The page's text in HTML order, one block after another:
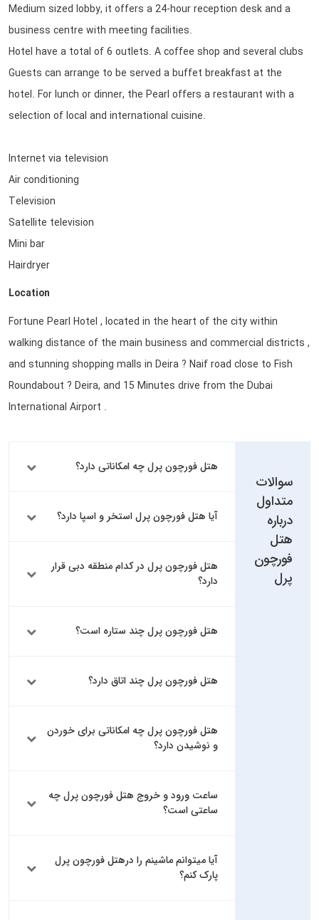
Medium sized lobby, it offers a 24-hour reception desk and a
business centre with meeting facilities.
Hotel have a total of 6 outlets. A coffee shop and several clubs
Guests can arrange to be served a buffet breakfast at the
hotel. For lunch or dinner, the Pearl offers a restaurant with a
selection of local and international cuisine.
Internet via television
Air conditioning
Television
Satellite television
Mini bar
Hairdryer
Location
Fortune Pearl Hotel , located in the heart of the city within
walking distance of the main business and commercial districts ,
and stunning shopping malls in Deira ? Naif road close to Fish
Roundabout ? Deira, and 15 Minutes drive from the Dubai
International Airport .
سوالات
متداول
درباره
هتل
فورچون
پرل
هتل فورچون پرل چه امکاناتی دارد؟
آیا هتل فورچون پرل استخر و اسپا دارد؟
هتل فورچون پرل در کدام منطقه دبی قرار
دارد؟
هتل فورچون پرل چند ستاره است؟
هتل فورچون پرل چند اتاق دارد؟
هتل فورچون پرل چه امکاناتی برای خوردن
و نوشیدن دارد؟
ساعت ورود و خروج هتل فورچون پرل چه
ساعتی است؟
آیا میتوانم ماشینم را درهتل فورچون پرل
پارک کنم؟